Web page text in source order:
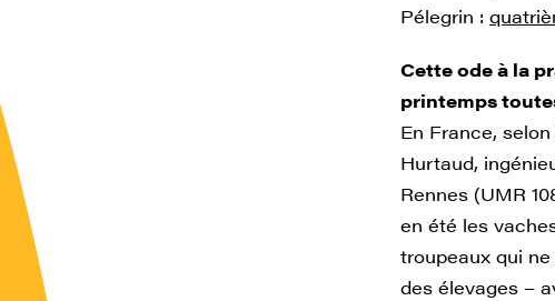
Pélegrin :
Cette ode à la
printemps
En France,
Hurtaud,
Rennes (UMR
en été les
troupeaux qui
des élevages –